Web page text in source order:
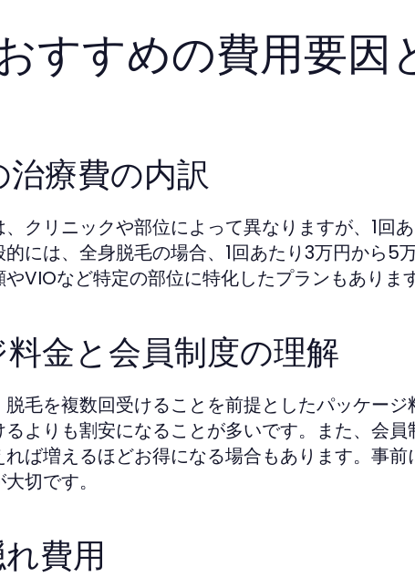
すすめの費用要因
治療費の内訳
クリニックや部位によって異なりますが、1回
には、全身脱毛の場合、1回あたり3万円から5
VIOなど特定の部位に特化したプランもあります
金と会員制度の理解
毛を複数回受けることを前提としたパッケージ
よりも割安になることが多いです。また、会
ば増えるほどお得になる場合もあります。事
切です。
費用